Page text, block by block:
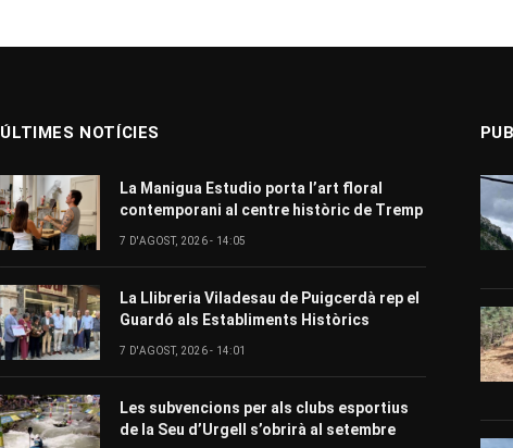
ÚLTIMES NOTÍCIES
La Manigua Estudio porta l’art floral
contemporani al centre històric de Tremp
7 D'AGOST, 2026 - 14:05
La Llibreria Viladesau de Puigcerdà rep el
Guardó als Establiments Històrics
7 D'AGOST, 2026 - 14:01
Les subvencions per als clubs esportius
de la Seu d’Urgell s’obrirà al setembre